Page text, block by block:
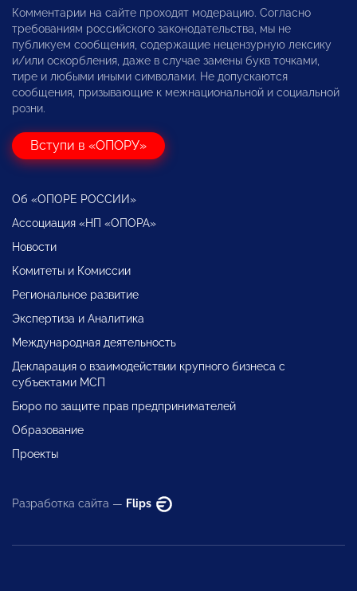
Комментарии на сайте проходят модерацию. Согласно
требованиям российского законодательства, мы не
публикуем сообщения, содержащие нецензурную лексику
и/или оскорбления, даже в случае замены букв точками,
тире и любыми иными символами. Не допускаются
сообщения, призывающие к межнациональной и социальной
розни.
Вступи в «ОПОРУ»
Об «ОПОРЕ РОССИИ»
Ассоциация «НП «ОПОРА»
Новости
Комитеты и Комиссии
Региональное развитие
Экспертиза и Аналитика
Международная деятельность
Декларация о взаимодействии крупного бизнеса с
субъектами МСП
Бюро по защите прав предпринимателей
Образование
Проекты
Разработка сайта — Flips